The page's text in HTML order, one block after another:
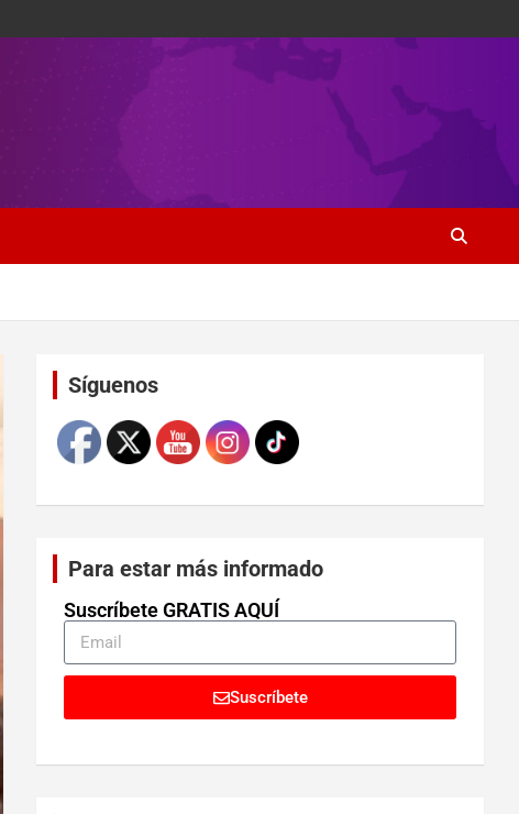
SíguenosSet Youtube Channel ID
Para estar más informado
Suscríbete GRATIS AQUÍ
Suscríbete